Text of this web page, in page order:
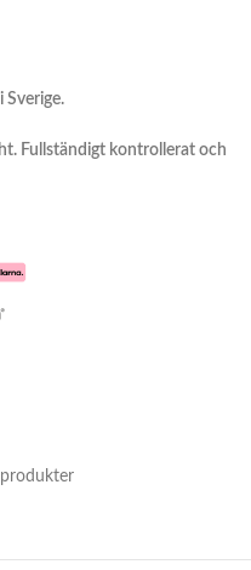
Sverige.
Fullständigt kontrollerat och